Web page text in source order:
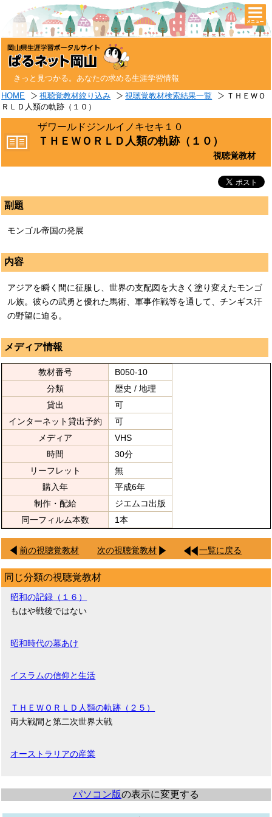
きっと見つかる。あなたの求める生涯学習情報
HOME 視聴覚教材絞り込み 視聴覚教材検索結果一覧
ＴＨＥＷＯ
ＲＬＤ人類の軌跡（１０）
ザワールドジンルイノキセキ１０
ＴＨＥＷＯＲＬＤ人類の軌跡（１０）
視聴覚教材
副題
モンゴル帝国の発展
内容
アジアを瞬く間に征服し、世界の支配図を大きく塗り変えたモンゴ
ル族。彼らの武勇と優れた馬術、軍事作戦等を通して、チンギス汗
の野望に迫る。
メディア情報
教材番号
B050-10
分類
歴史 / 地理
貸出
可
インターネット貸出予約
可
メディア
VHS
時間
30分
リーフレット
無
購入年
平成6年
制作・配給
ジエムコ出版
同一フィルム本数
1本
前の視聴覚教材 次の視聴覚教材 一覧に戻る
同じ分類の視聴覚教材
昭和の記録（１６）
もはや戦後ではない
昭和時代の幕あけ
イスラムの信仰と生活
ＴＨＥＷＯＲＬＤ人類の軌跡（２５）
両大戦間と第二次世界大戦
オーストラリアの産業
パソコン版の表示に変更する